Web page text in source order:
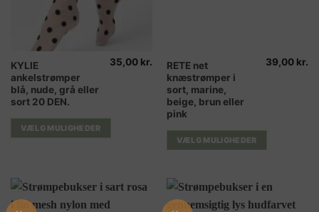
KYLIE
ankelstrømper
blå, nude, grå eller
sort 20 DEN.
35,00 kr.
VÆLG MULIGHEDER
Dette
vare
har
flere
varianter.
Mulighederne
på
varesiden
RETE net
knæstrømper i
sort, marine,
beige, brun eller
pink
39,00 kr.
VÆLG MULIGHEDER
Dette
vare
har
flere
Mulighederne
kan
på
varesiden